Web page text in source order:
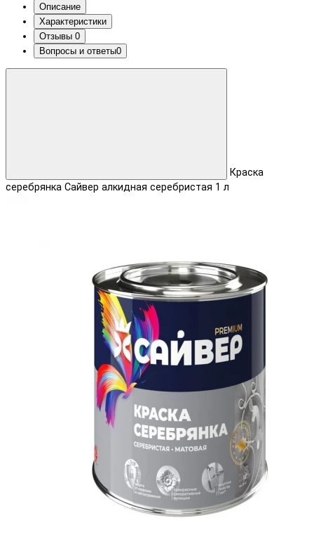
Описание
Характеристики
Отзывы 0
Вопросы и ответы0
Краска
серебрянка Сайвер алкидная серебристая 1 л